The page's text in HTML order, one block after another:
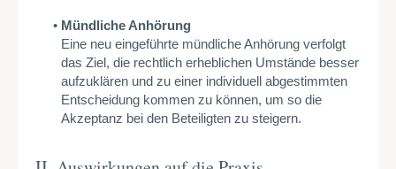
Mündliche Anhörung
Eine neu eingeführte mündliche Anhörung verfolgt
das Ziel, die rechtlich erheblichen Umstände besser
aufzuklären und zu einer individuell abgestimmten
Entscheidung kommen zu können, um so die
Akzeptanz bei den Beteiligten zu steigern.